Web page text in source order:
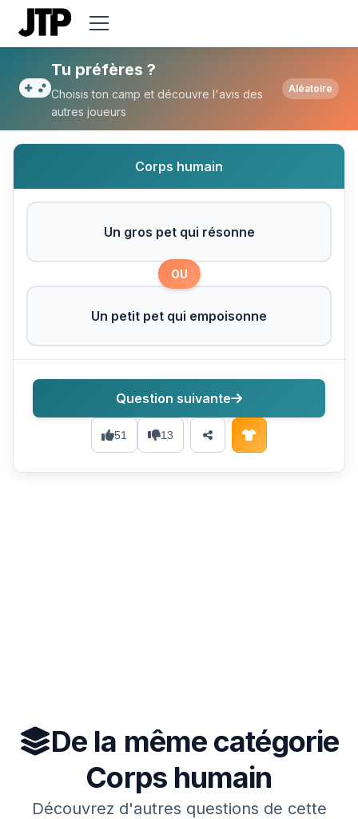
Tu préfères Un gros pet qui résonne ou
Tu préfères ?
Choisis ton camp et découvre l'avis des
autres joueurs
Aléatoire
Corps humain
Un gros pet qui résonne
OU
Un petit pet qui empoisonne
51 13
Question suivante
De la même catégorie
Corps humain
Découvrez d'autres questions de cette